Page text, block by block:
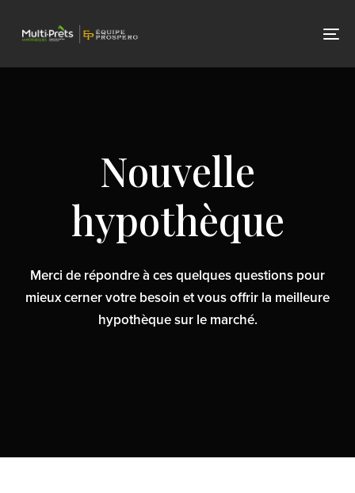
links
Nouvelle
hypothèque
Merci de répondre à ces quelques questions pour
mieux cerner votre besoin et vous offrir la meilleure
hypothèque sur le marché.